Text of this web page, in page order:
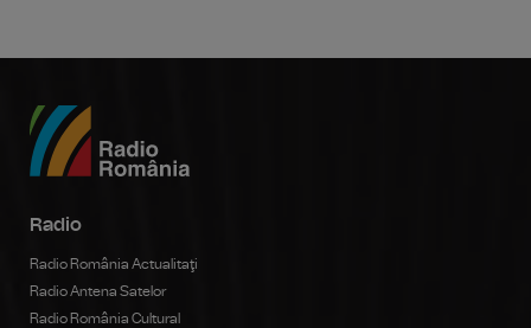
Radio
Radio România Actualitaţi
Radio Antena Satelor
Radio România Cultural